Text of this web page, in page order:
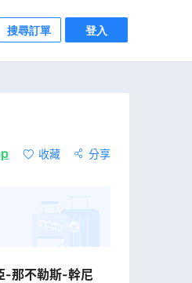
搜尋訂單 登入
收藏
分享
-那不勒斯-幹尼